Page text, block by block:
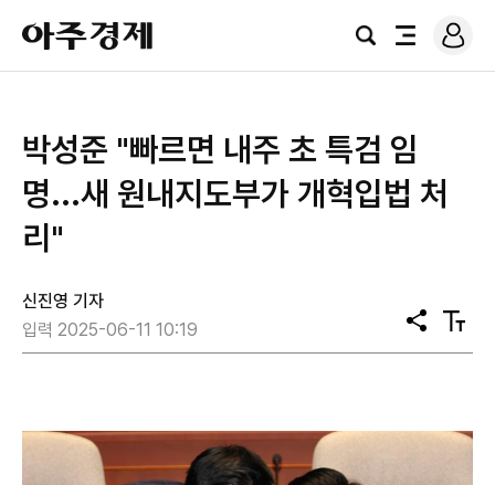
아
주
경
검
전
로
그
박성준 "빠르면 내주 초 특검 임
명...새 원내지도부가 개혁입법 처
리"
신진영 기자
입력 2025-06-11 10:19
공
유
텍
스